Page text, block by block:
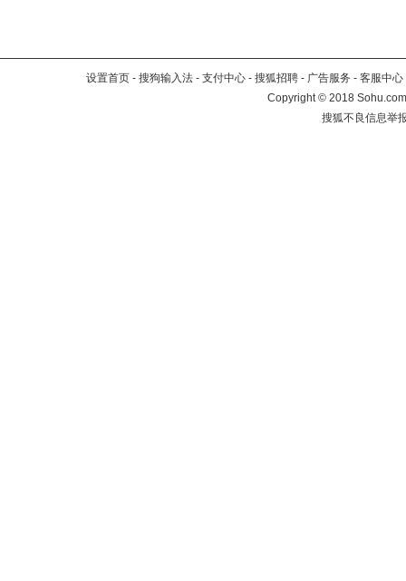
设置首页 - 搜狗输入法 - 支付中心 - 搜狐招聘 - 广告服务 - 客服中心
Copyright©2018
搜狐不良信息举